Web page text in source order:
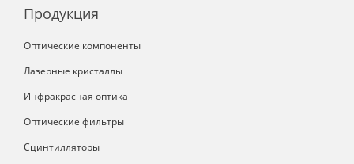
Продукция
Оптические компоненты
Лазерные кристаллы
Инфракрасная оптика
Оптические фильтры
Сцинтилляторы